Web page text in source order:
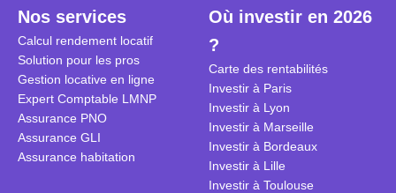
secondes
sécuriser
Nos services
Calcul rendement locatif
Solution pour les pros
Gestion locative en ligne
Expert Comptable LMNP
Assurance PNO
Assurance GLI
Assurance habitation
Où investir en 2026
?
Carte des rentabilités
Investir à Paris
Investir à Lyon
Investir à Marseille
Investir à Bordeaux
Investir à Lille
Investir à Toulouse